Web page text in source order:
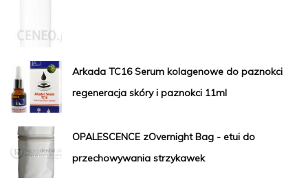
Arkada TC16 Serum kolagenowe do paznokci
regeneracja skóry i paznokci 11ml
OPALESCENCE zOvernight Bag - etui do
przechowywania strzykawek